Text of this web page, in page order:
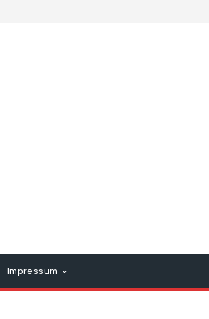
Impressum